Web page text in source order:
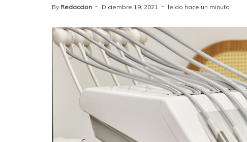
By Redaccion Diciembre 19, 2021 leido hace un minuto